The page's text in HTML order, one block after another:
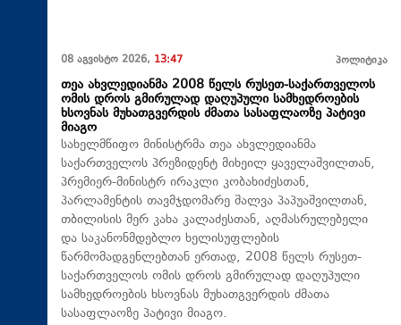
08 აგვისტო 2026, 13:47 პოლიტიკა
თეა ახვლედიანმა 2008 წელს რუსეთ-საქართველოს
ომის დროს გმირულად დაღუპული სამხედროების
ხსოვნას მუხათგვერდის ძმათა სასაფლაოზე პატივი
მიაგო
სახელმწიფო მინისტრმა თეა ახვლედიანმა
საქართველოს პრეზიდენტ მიხეილ ყაველაშვილთან,
პრემიერ-მინისტრ ირაკლი კობახიძესთან,
პარლამენტის თავმჯდომარე შალვა პაპუაშვილთან,
თბილისის მერ კახა კალაძესთან, აღმასრულებელი
და საკანონმდებლო ხელისუფლების
წარმომადგენლებთან ერთად, 2008 წელს რუსეთ-
საქართველოს ომის დროს გმირულად დაღუპული
სამხედროების ხსოვნას მუხათგვერდის ძმათა
სასაფლაოზე პატივი მიაგო.